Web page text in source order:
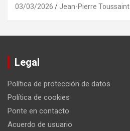
03/03/2026 Jean-Pierre Toussaint
Legal
Política de protección de datos
Política de cookies
Ponte en contacto
Acuerdo de usuario